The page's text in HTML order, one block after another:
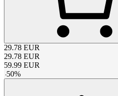
29.78 EUR
29.78 EUR
59.99 EUR
-50%